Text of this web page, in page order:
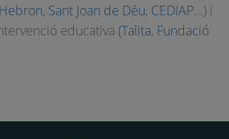
, Sant Joan de Déu, CEDIAP...) i
educativa (Talita, Fundació